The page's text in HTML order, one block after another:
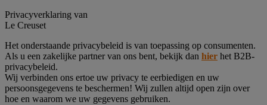
Privacyverklaring van
Le Creuset
Het onderstaande privacybeleid is van toepassing op consumenten.
Als u een zakelijke partner van ons bent, bekijk dan hier het B2B-
privacybeleid.
Wij verbinden ons ertoe uw privacy te eerbiedigen en uw
persoonsgegevens te beschermen! Wij zullen altijd open zijn over
hoe en waarom we uw gegevens gebruiken.